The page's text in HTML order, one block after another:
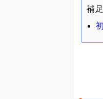
補足